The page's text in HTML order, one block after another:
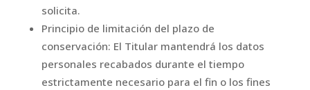
solicita.
Principio de limitación del plazo de
conservación: El Titular mantendrá los datos
personales recabados durante el tiempo
estrictamente necesario para el fin o los fines